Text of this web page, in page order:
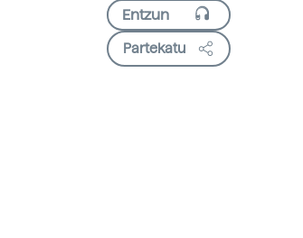
Partekatu